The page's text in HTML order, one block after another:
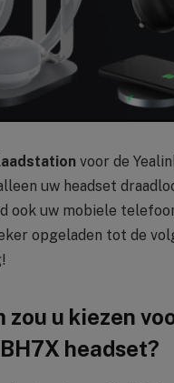
voor de
uw headset
ook uw mobiele
opgeladen tot de
zou u kiezen
headset?